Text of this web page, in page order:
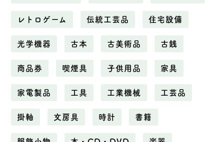
レトロゲーム 伝統工芸品 住宅設備
光学機器 古本 古美術品 古銭
商品券 喫煙具 子供用品 家具
家電製品 工具 工業機械 工芸品
掛軸 文房具 時計 書籍